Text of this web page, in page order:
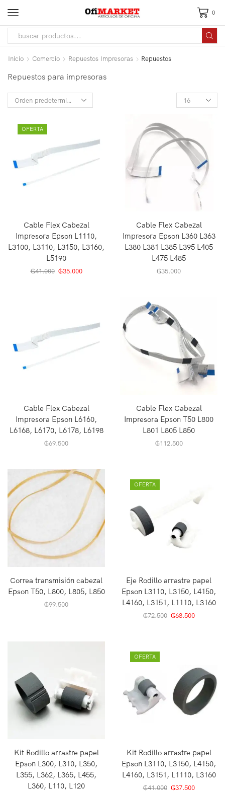
0
Inicio Comercio Repuestos Impresoras Repuestos
Repuestos para impresoras
OFERTA
Cable Flex Cabezal
Impresora Epson L1110,
L3100, L3110, L3150, L3160,
L5190
₲41.000 ₲35.000
Cable Flex Cabezal
Impresora Epson L360 L363
L380 L381 L385 L395 L405
L475 L485
₲35.000
Cable Flex Cabezal
Impresora Epson L6160,
L6168, L6170, L6178, L6198
₲69.500
Cable Flex Cabezal
Impresora Epson T50 L800
L801 L805 L850
₲112.500
Correa transmisión cabezal
Epson T50, L800, L805, L850
₲99.500
OFERTA
Eje Rodillo arrastre papel
Epson L3110, L3150, L4150,
L4160, L3151, L1110, L3160
₲72.500 ₲68.500
Kit Rodillo arrastre papel
Epson L300, L310, L350,
L355, L362, L365, L455,
L360, L110, L120
OFERTA
Kit Rodillo arrastre papel
Epson L3110, L3150, L4150,
L4160, L3151, L1110, L3160
₲41.000 ₲37.500